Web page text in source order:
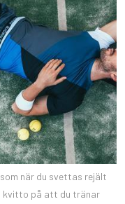
när du svettas rejält
kvitto på att du tränar